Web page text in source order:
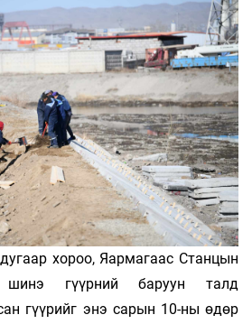
хороо, Яармагаас Станцын
гүүрний баруун талд
гүүрийг энэ сарын 10-ны өдөр